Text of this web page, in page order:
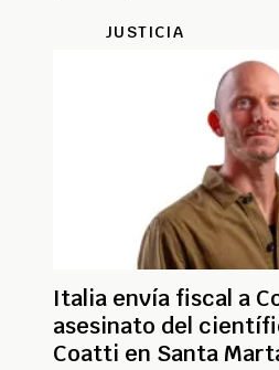
JUSTICIA
Italia envía fiscal a
asesinato del
Coatti en Santa